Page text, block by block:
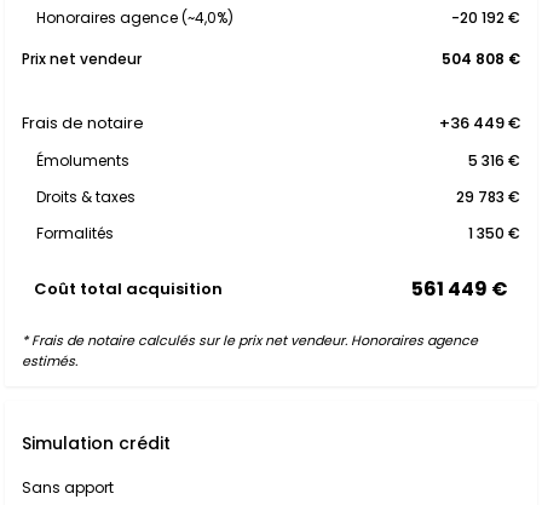
Honoraires agence (~4,0%)
-20 192 €
Prix net vendeur
504 808 €
Frais de notaire +36 449 €
Émoluments
5 316 €
Droits & taxes
29 783 €
Formalités
1 350 €
Coût total acquisition 561 449 €
* Frais de notaire calculés sur le prix net vendeur. Honoraires agence
estimés.
Simulation crédit
Sans apport